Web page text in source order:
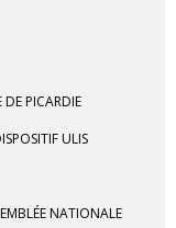
DE PICARDIE
ULIS
NATIONALE